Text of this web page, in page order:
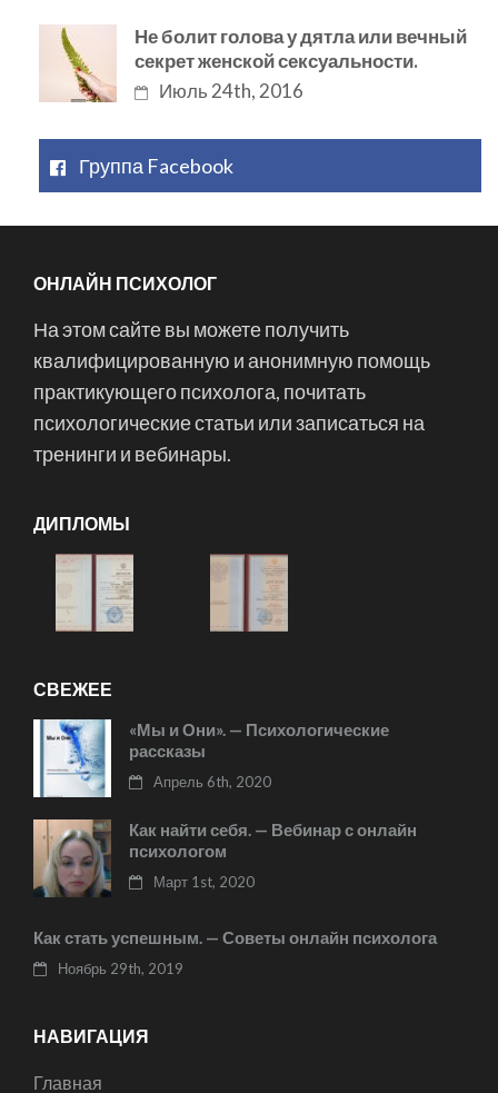
Не болит голова у дятла или вечный
секрет женской сексуальности.
Июль 24th, 2016
Группа Facebook
ОНЛАЙН ПСИХОЛОГ
На этом сайте вы можете получить
квалифицированную и анонимную помощь
практикующего психолога, почитать
психологические статьи или записаться на
тренинги и вебинары.
ДИПЛОМЫ
СВЕЖЕЕ
«Мы и Они». — Психологические
рассказы
Апрель 6th, 2020
Как найти себя. — Вебинар с онлайн
психологом
Март 1st, 2020
Как стать успешным. — Советы онлайн психолога
Ноябрь 29th, 2019
НАВИГАЦИЯ
Главная